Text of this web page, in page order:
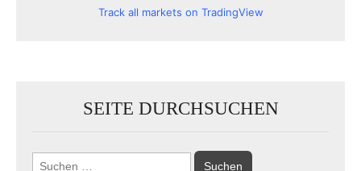
Track all markets on TradingView
SEITE DURCHSUCHEN
Suchen